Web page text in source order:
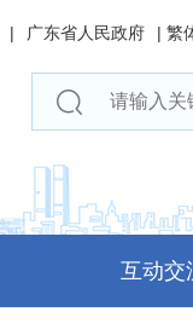
| 广东省人民政府 | 繁
互动交